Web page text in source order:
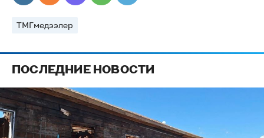
ТМГмедээлер
ПОСЛЕДНИЕ НОВОСТИ